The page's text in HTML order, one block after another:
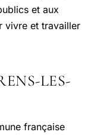
et aux
vivre et travailler
LES-
française